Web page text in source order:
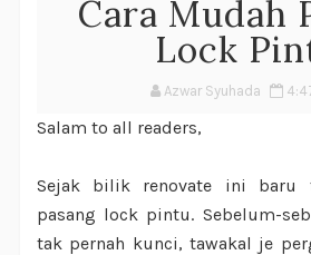
Cara Mudah
Lock
Azwar Syuhada
Salam to all readers,
Sejak bilik renovate ini baru
pasang lock pintu. Sebelum-
tak pernah kunci, tawakal je